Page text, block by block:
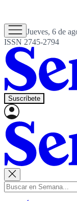
Jueves, 6 de
ISSN 2745-2794
Suscríbete